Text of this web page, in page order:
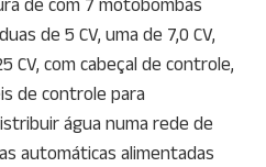
de com 7 motobombas
de 5 CV, uma de 7,0 CV,
CV, com cabeçal de controle,
de controle para
água numa rede de
automáticas alimentadas